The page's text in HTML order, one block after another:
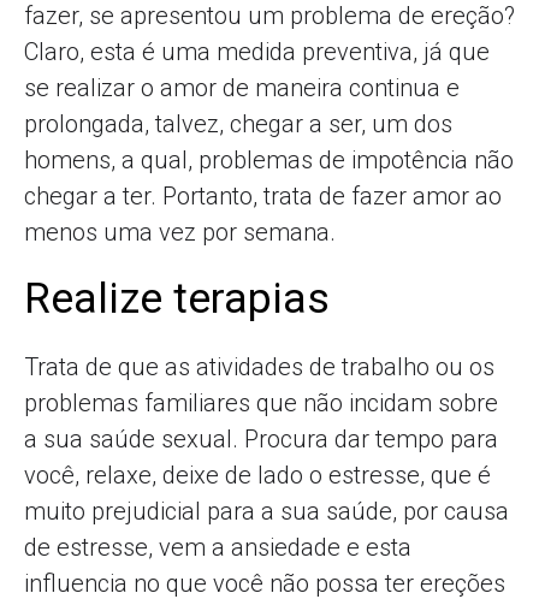
fazer, se apresentou um problema de ereção?
Claro, esta é uma medida preventiva, já que
se realizar o amor de maneira continua e
prolongada, talvez, chegar a ser, um dos
homens, a qual, problemas de impotência não
chegar a ter. Portanto, trata de fazer amor ao
menos uma vez por semana.
Realize terapias
Trata de que as atividades de trabalho ou os
problemas familiares que não incidam sobre
a sua saúde sexual. Procura dar tempo para
você, relaxe, deixe de lado o estresse, que é
muito prejudicial para a sua saúde, por causa
de estresse, vem a ansiedade e esta
influencia no que você não possa ter ereções